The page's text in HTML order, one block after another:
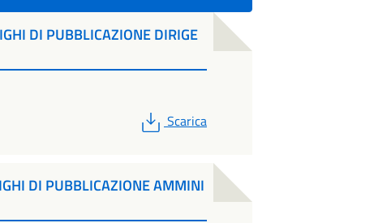
DI PUBBLICAZIONE DIRIGE
PDF
Scarica
DI PUBBLICAZIONE AMMINI